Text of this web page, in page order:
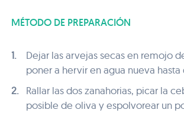
MÉTODO DE PREPARACIÓN
1.
Dejar las arvejas secas en remojo
poner a hervir en agua nueva
2.
Rallar las dos zanahorias, picar la
posible de oliva y espolvorear un